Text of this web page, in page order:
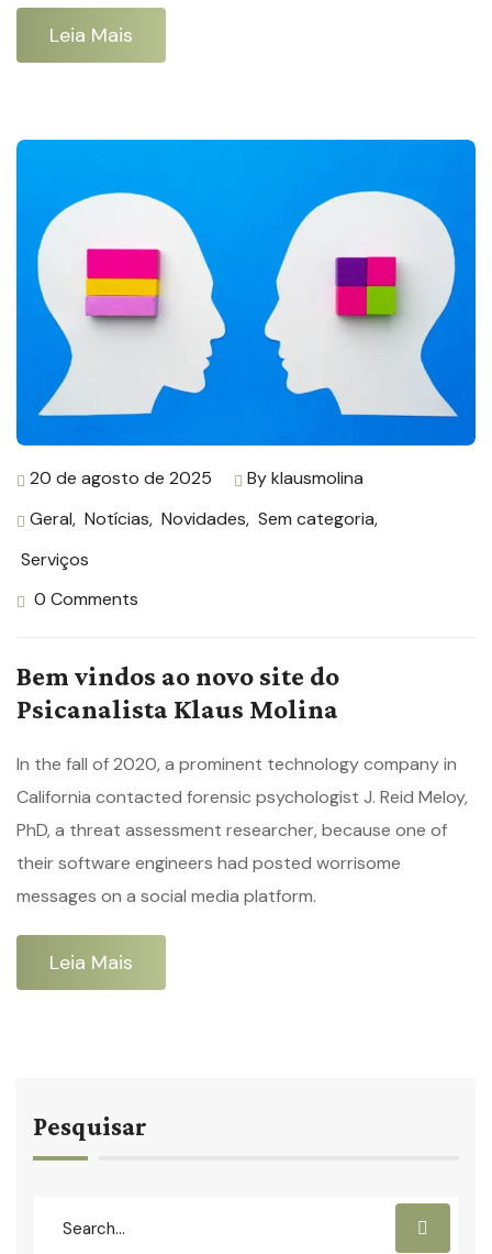
Leia Mais
20 de agosto de 2025 Byklausmolina
Geral, Notícias, Novidades, Sem categoria,
Serviços
0 Comments
Bem vindos ao novo site do
Psicanalista Klaus Molina
In the fall of 2020, a prominent technology company in
California contacted forensic psychologist J. Reid Meloy,
PhD, a threat assessment researcher, because one of
their software engineers had posted worrisome
messages on a social media platform.
Leia Mais
Pesquisar